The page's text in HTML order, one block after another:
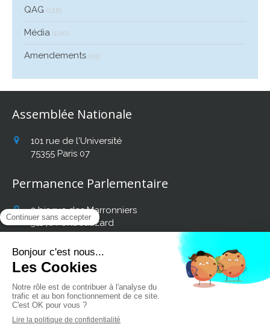
QAG (126)
Média (100)
Amendements (25)
Assemblée Nationale
101 rue de l'Université
75355 Paris 07
Permanence Parlementaire
2 bis rue des Marronniers
31140 Fonbeauzard
Retrouvez mon actualité
sur les réseaux sociaux :